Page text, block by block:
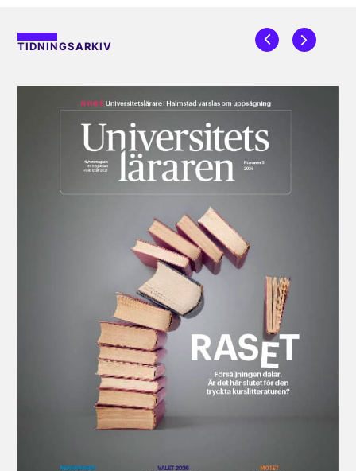
TIDNINGSARKIV